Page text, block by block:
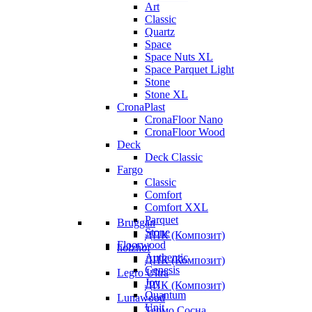
Art
Classic
Quartz
Space
Space Nuts XL
Space Parquet Light
Stone
Stone XL
CronaPlast
CronaFloor Nano
CronaFloor Wood
Deck
Deck Classic
Fargo
Classic
Comfort
Comfort XXL
Parquet
Stone
Floorwood
Authentic
Genesis
Joy
Quantum
Unit
Bruggan
ДПК (Композит)
holzhof
ДПК (Композит)
Legro Ultra
ДПК (Композит)
Lunawood